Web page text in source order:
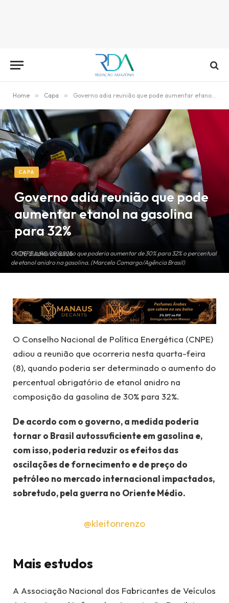
Home » Capa » Governo adia reunião que pode aumentar etanol na gasolina para 32%
O CNPE adiou a reunião que poderia aumentar de 30% para 32% o percentual
de etanol anidro na gasolina. (Marcelo Camargo/Agência Brasil)
CAPA
Governo adia reunião que pode
aumentar etanol na gasolina
para 32%
9 DE JULHO DE 2026
O Conselho Nacional de Política Energética (CNPE)
adiou a reunião que ocorreria nesta quarta-feira
(8), quando poderia ser determinado o aumento do
percentual obrigatório de etanol anidro na
composição da gasolina de 30% para 32%.
De acordo com o governo, a medida poderia
tornar o Brasil autossuficiente em gasolina e,
com isso, poderia reduzir os efeitos das
oscilações de fornecimento e de preço do
petróleo no mercado internacional impactados,
sobretudo, pela guerra no Oriente Médio.
@kleitonrenzo
Mais estudos
A Associação Nacional dos Fabricantes de Veículos